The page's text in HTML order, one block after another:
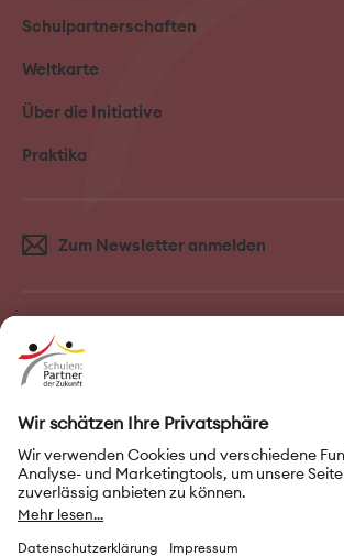
Schulpartnerschaften
Weltkarte
Über die Initiative
Praktika
Zum Newsletter anmelden
FAQ–Häufige Fragen Kontakt
Nutzungsbedingungen
Datenschutz
Privatsphäre-Einstellungen